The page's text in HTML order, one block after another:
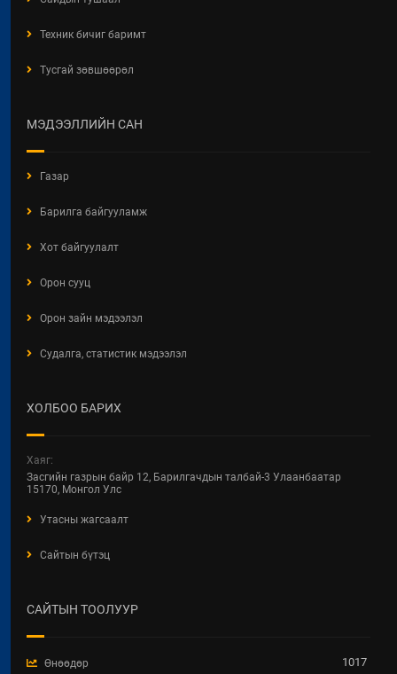
Техник бичиг баримт
Тусгай зөвшөөрөл
МЭДЭЭЛЛИЙН САН
Газар
Барилга байгууламж
Хот байгуулалт
Орон сууц
Орон зайн мэдээлэл
Судалга, статистик мэдээлэл
ХОЛБОО БАРИХ
Хаяг:
Засгийн газрын байр 12, Барилгачдын талбай-3 Улаанбаатар
15170, Монгол Улс
Утасны жагсаалт
Сайтын бүтэц
САЙТЫН ТООЛУУР
Өнөөдөр 1017